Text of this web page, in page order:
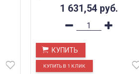
1 631,54 руб.
КУПИТЬ